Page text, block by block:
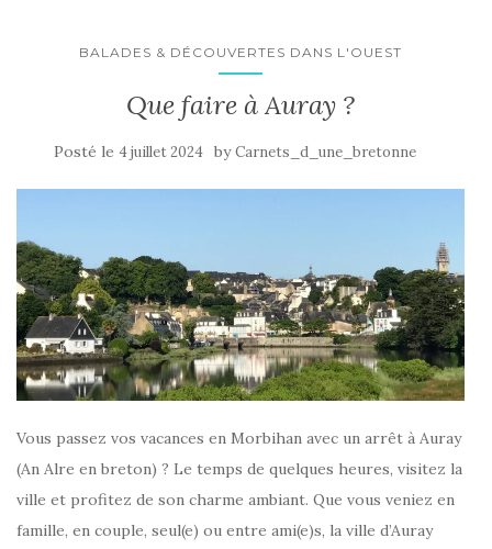
BALADES & DÉCOUVERTES DANS L'OUEST
Que faire à Auray ?
Posté le 4 juillet 2024 byCarnets_d_une_bretonne
Vous passez vos vacances en Morbihan avec un arrêt à Auray
(An Alre en breton) ? Le temps de quelques heures, visitez la
ville et profitez de son charme ambiant. Que vous veniez en
famille, en couple, seul(e) ou entre ami(e)s, la ville d’Auray